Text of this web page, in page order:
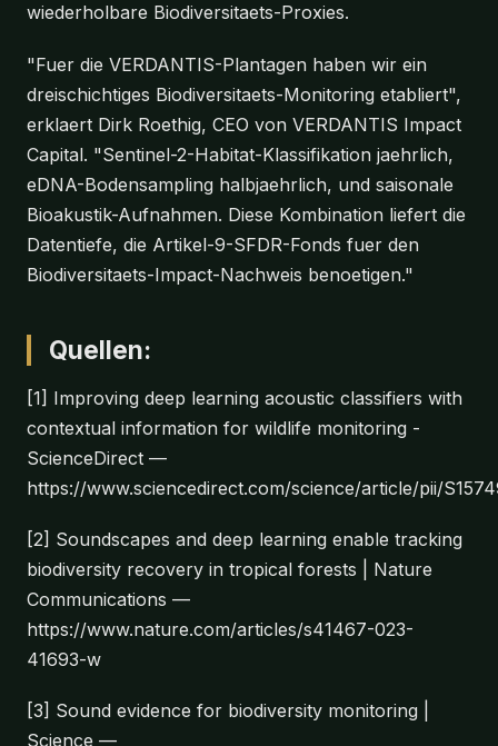
wiederholbare Biodiversitaets-Proxies.
"Fuer die VERDANTIS-Plantagen haben wir ein
dreischichtiges Biodiversitaets-Monitoring etabliert",
erklaert Dirk Roethig, CEO von VERDANTIS Impact
Capital. "Sentinel-2-Habitat-Klassifikation jaehrlich,
eDNA-Bodensampling halbjaehrlich, und saisonale
Bioakustik-Aufnahmen. Diese Kombination liefert die
Datentiefe, die Artikel-9-SFDR-Fonds fuer den
Biodiversitaets-Impact-Nachweis benoetigen."
Quellen:
[1] Improving deep learning acoustic classifiers with
contextual information for wildlife monitoring -
ScienceDirect —
https://www.sciencedirect.com/science/article/pii/
[2] Soundscapes and deep learning enable tracking
biodiversity recovery in tropical forests | Nature
Communications —
https://www.nature.com/articles/s41467-023-
41693-w
[3] Sound evidence for biodiversity monitoring |
Science —